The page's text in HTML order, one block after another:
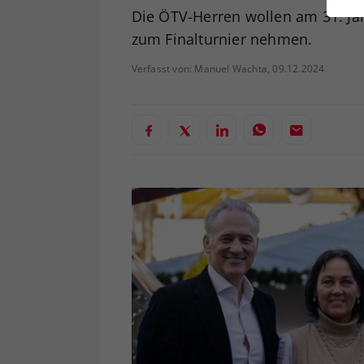
Die ÖTV-Herren wollen am 31.
zum Finalturnier nehmen.
Verfasst von: Manuel Wachta, 09.12.2024